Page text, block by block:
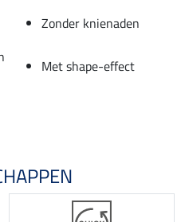
Zonder knienaden
Met shape-effect